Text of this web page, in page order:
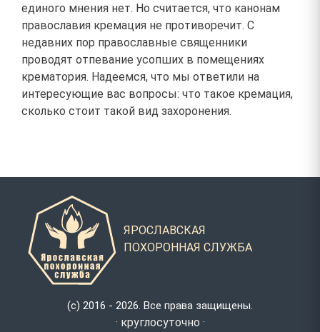
единого мнения нет. Но считается, что канонам
православия кремация не противоречит. С
недавних пор православные священники
проводят отпевание усопших в помещениях
крематория. Надеемся, что мы ответили на
интересующие вас вопросы: что такое кремация,
сколько стоит такой вид захоронения.
ЯРОСЛАВСКАЯ
ПОХОРОННАЯ СЛУЖБА
(с) 2016 - 2026. Все права защищены.
· круглосуточно ·